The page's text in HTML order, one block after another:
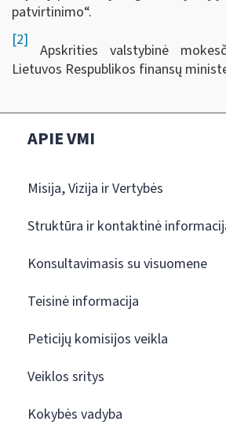
patvirtinimo“.
[2]
Apskrities valstybinė
Lietuvos Respublikos finansų
APIE VMI
Misija, Vizija ir Vertybės
Struktūra ir kontaktinė
Konsultavimasis su visuomene
Teisinė informacija
Peticijų komisijos veikla
Veiklos sritys
Kokybės vadyba